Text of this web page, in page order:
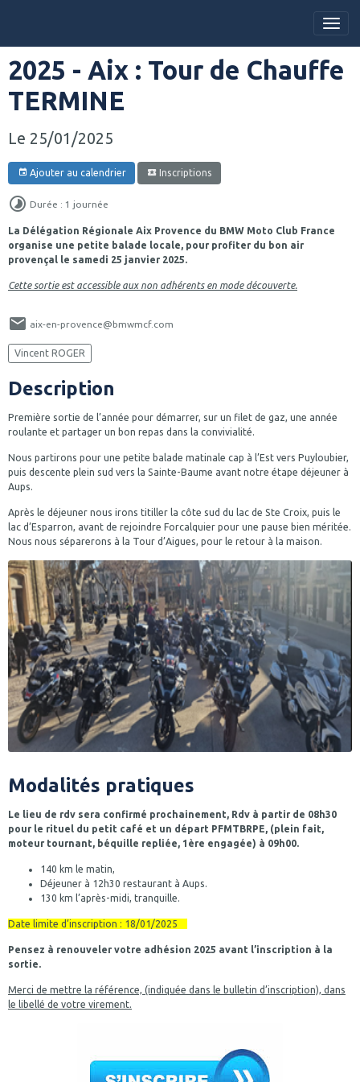
2025 - Aix : Tour de Chauffe
TERMINE
Le 25/01/2025
Ajouter au calendrier Inscriptions
Durée : 1 journée
La Délégation Régionale Aix Provence du BMW Moto Club France
organise une petite balade locale, pour profiter du bon air
provençal le samedi 25 janvier 2025.
Cette sortie est accessible aux non adhérents en mode découverte.
aix-en-provence@bmwmcf.com
Vincent ROGER
Description
Première sortie de l’année pour démarrer, sur un filet de gaz, une année
roulante et partager un bon repas dans la convivialité.
Nous partirons pour une petite balade matinale cap à l’Est vers Puyloubier,
puis descente plein sud vers la Sainte-Baume avant notre étape déjeuner à
Aups.
Après le déjeuner nous irons titiller la côte sud du lac de Ste Croix, puis le
lac d’Esparron, avant de rejoindre Forcalquier pour une pause bien méritée.
Nous nous séparerons à la Tour d’Aigues, pour le retour à la maison.
Modalités pratiques
Le lieu de rdv sera confirmé prochainement, Rdv à partir de 08h30
pour le rituel du petit café et un départ PFMTBRPE, (plein fait,
moteur tournant, béquille repliée, 1ère engagée) à 09h00.
140 km le matin,
Déjeuner à 12h30 restaurant à Aups.
130 km l’après-midi, tranquille.
Date limite d’inscription : 18/01/2025
Pensez à renouveler votre adhésion 2025 avant l’inscription à la
sortie.
Merci de mettre la référence, (indiquée dans le bulletin d’inscription), dans
le libellé de votre virement.